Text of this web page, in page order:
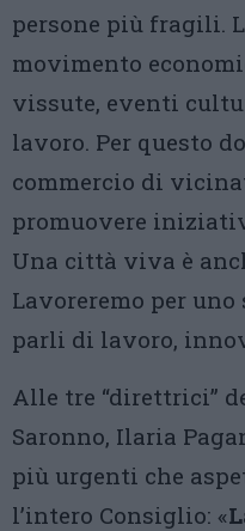
persone più fragili.
movimento
vissute, eventi
lavoro. Per questo
commercio di
promuovere
Una città viva è
Lavoreremo per
parli di lavoro,
Alle tre “direttrici”
Saronno, Ilaria
più urgenti che
l’intero Consiglio: «